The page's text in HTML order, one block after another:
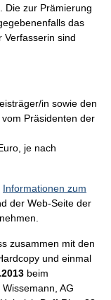
Die zur Prämierung
das
Verfasserin sind
in sowie den
Präsidenten der
je nach
Informationen zum
der Web-Seite der
zusammen mit den
und einmal
beim
AG